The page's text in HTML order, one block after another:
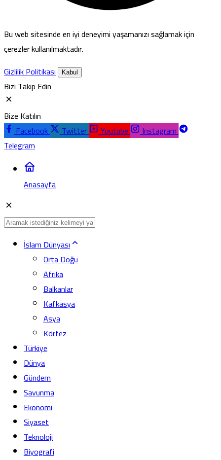
Bu web sitesinde en iyi deneyimi yaşamanızı sağlamak için
çerezler kullanılmaktadır.
Gizlilik Politikası
Kabul
Bizi Takip Edin
Bize Katılın
Facebook
Twitter Youtube
Instagram
Telegram
Anasayfa
İslam Dünyası
Orta Doğu
Afrika
Balkanlar
Kafkasya
Asya
Körfez
Türkiye
Dünya
Gündem
Savunma
Ekonomi
Siyaset
Teknoloji
Biyografi